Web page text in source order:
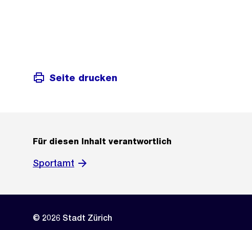
Seite drucken
Für diesen Inhalt verantwortlich
Sportamt
© 2026 Stadt Zürich